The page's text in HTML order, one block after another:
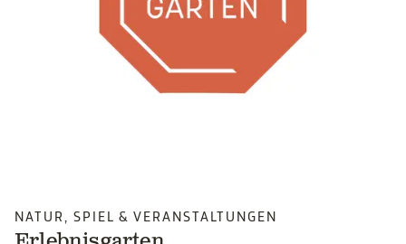
NATUR, SPIEL & VERANSTALTUNGEN